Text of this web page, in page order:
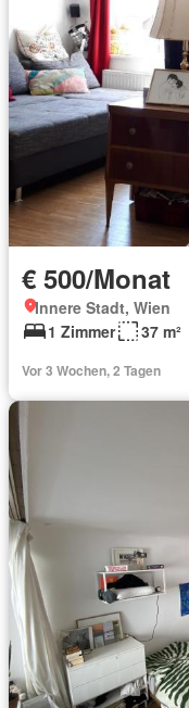
€ 500/Monat
Innere Stadt, Wien
1 Zimmer
37 m²
Vor 3 Wochen, 2 Tagen